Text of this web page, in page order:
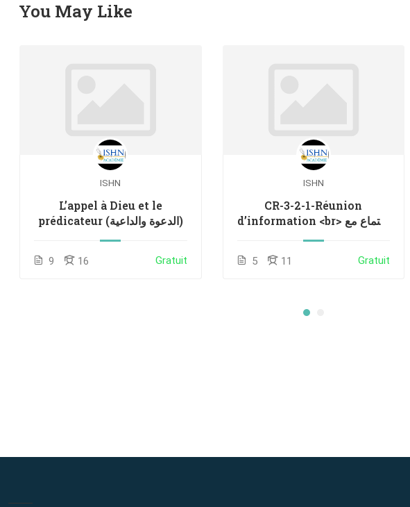
You May Like
ISHN
L’appel à Dieu et le
prédicateur (الدعوة والداعية)
9 16 Gratuit
ISHN
CR-3-2-1-Réunion
d’information <br> اجتماع مع
5 11 Gratuit